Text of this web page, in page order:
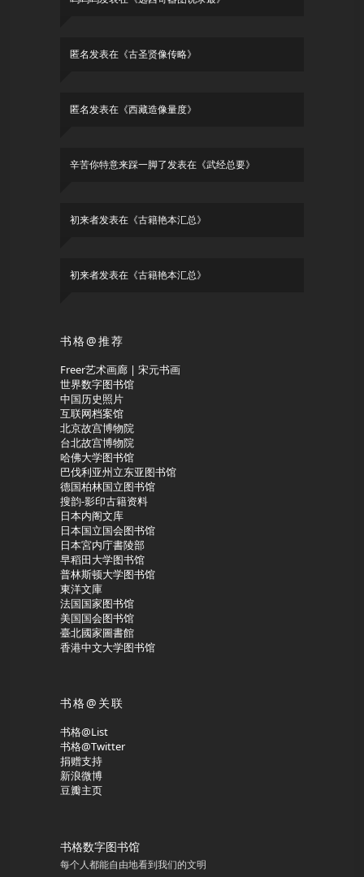
匿名发表在《古圣贤像传略》
匿名发表在《西藏造像量度》
辛苦你特意来踩一脚了发表在《武经总要》
初来者发表在《古籍艳本汇总》
初来者发表在《古籍艳本汇总》
书格@推荐
Freer艺术画廊 | 宋元书画
世界数字图书馆
中国历史照片
互联网档案馆
北京故宫博物院
台北故宫博物院
哈佛大学图书馆
巴伐利亚州立东亚图书馆
德国柏林国立图书馆
搜韵-影印古籍资料
日本内阁文库
日本国立国会图书馆
日本宮内庁書陵部
早稻田大学图书馆
普林斯顿大学图书馆
東洋文庫
法国国家图书馆
美国国会图书馆
臺北國家圖書館
香港中文大学图书馆
书格@关联
书格@List
书格@Twitter
捐赠支持
新浪微博
豆瓣主页
书格数字图书馆
每个人都能自由地看到我们的文明